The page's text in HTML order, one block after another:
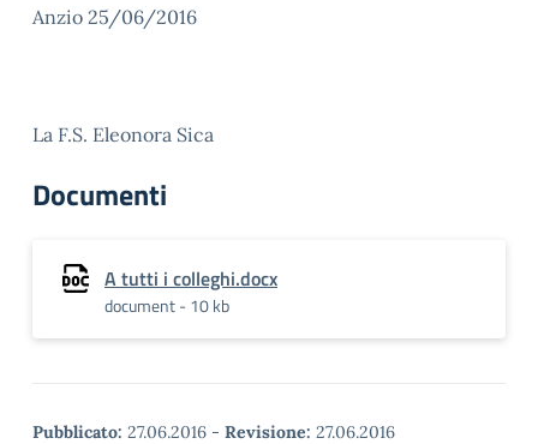
Anzio 25/06/2016
La F.S. Eleonora Sica
Documenti
A tutti i colleghi.docx
document - 10 kb
Pubblicato: 27.06.2016 - Revisione: 27.06.2016